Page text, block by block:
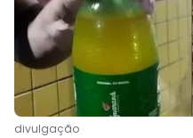
divulgação